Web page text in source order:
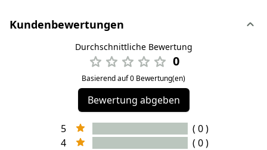
Kundenbewertungen
Durchschnittliche Bewertung
0
Basierend auf 0 Bewertung(en)
Bewertung abgeben
5
( 0 )
4
( 0 )